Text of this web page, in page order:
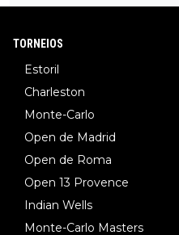
TORNEIOS
Estoril
Charleston
Monte-Carlo
Open de Madrid
Open de Roma
Open 13 Provence
Indian Wells
Monte-Carlo Masters